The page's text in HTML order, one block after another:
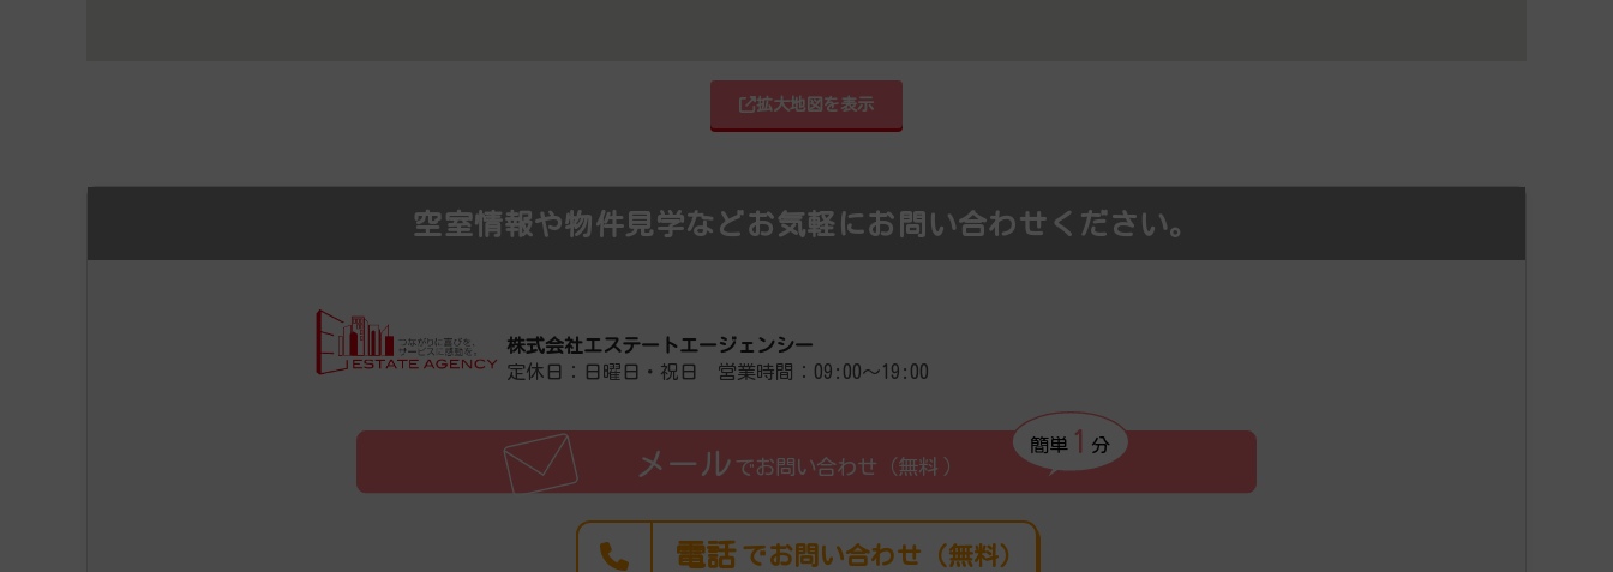
拡大地図を表示
空室情報や物件見学などお気軽にお問い合わせください。
株式会社エステートエージェンシー
定休日：日曜日・祝日 営業時間：09:00～19:00
でお問い合わせ（無料 ）
メール
簡単 分
1
電話 でお問い合わせ（無料）